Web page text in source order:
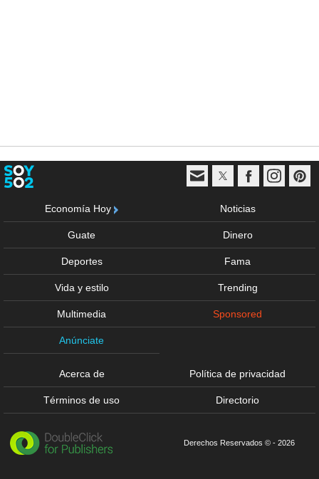
Economía Hoy Noticias
Guate Dinero
Deportes Fama
Vida y estilo Trending
Multimedia Sponsored
Anúnciate
Acerca de Política de privacidad
Términos de uso Directorio
Derechos Reservados © - 2026